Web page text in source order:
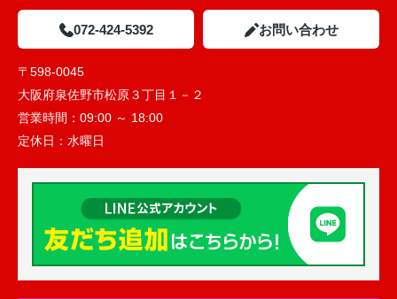
072-424-5392 お問い合わせ
〒598-0045
大阪府泉佐野市松原３丁目１－２
営業時間： 09:00 ～ 18:00
定休日： 水曜日